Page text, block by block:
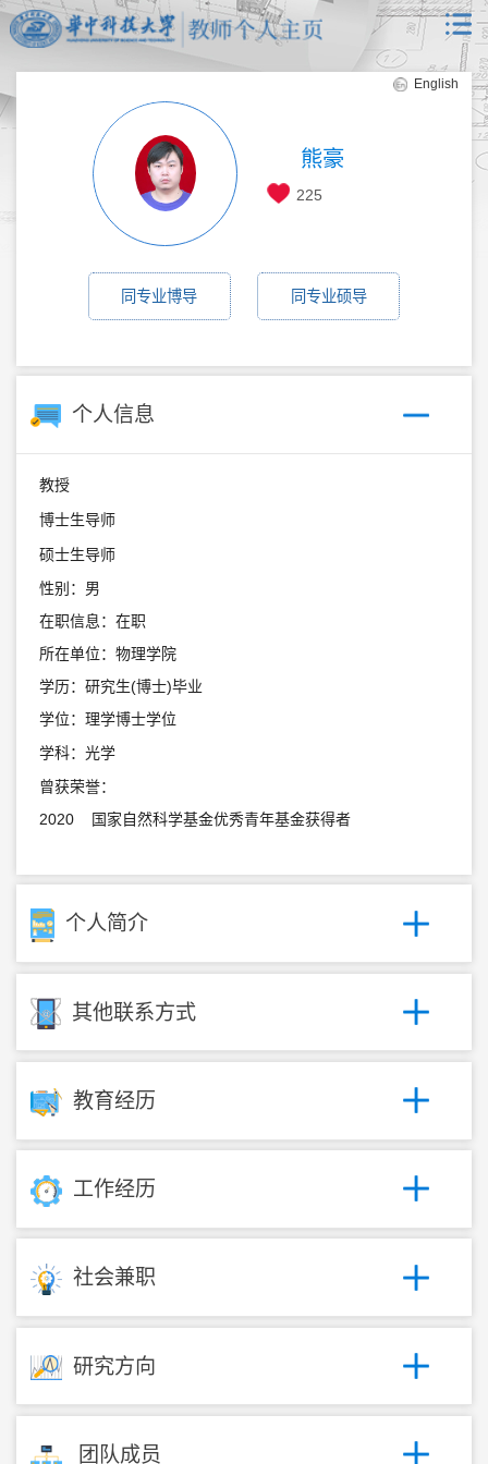
English
熊豪
225
同专业博导 同专业硕导
个人信息
教授
博士生导师
硕士生导师
性别：男
在职信息：在职
所在单位：物理学院
学历：研究生(博士)毕业
学位：理学博士学位
学科：光学
曾获荣誉：
2020 国家自然科学基金优秀青年基金获得者
个人简介
其他联系方式
教育经历
工作经历
社会兼职
研究方向
团队成员